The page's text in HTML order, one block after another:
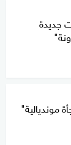
جديدة
مونديالية"